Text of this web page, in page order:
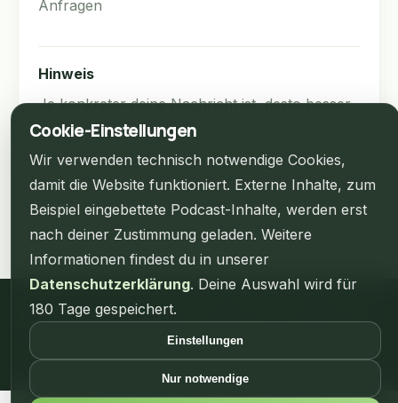
Anfragen
Hinweis
Je konkreter deine Nachricht ist, desto besser
können wir dir antworten.
© 2026 MeineTalkshow.de
Kontakt
Cookie-Einstellungen
Wir verwenden technisch notwendige Cookies,
damit die Website funktioniert. Externe Inhalte, zum
Beispiel eingebettete Podcast-Inhalte, werden erst
nach deiner Zustimmung geladen. Weitere
Informationen findest du in unserer
Datenschutzerklärung. Deine Auswahl wird für
180 Tage gespeichert.
Einstellungen
Nur notwendige